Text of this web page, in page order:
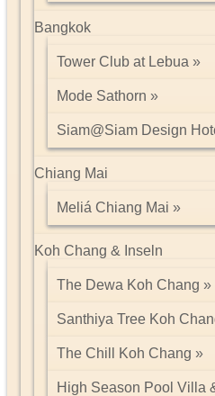
Bangkok
Tower Club at Lebua
Mode Sathorn
Siam@Siam Design
Chiang Mai
Meliá Chiang Mai
Koh Chang & Inseln
The Dewa Koh Chang
Santhiya Tree Koh
The Chill Koh Chang
High Season Pool Villa